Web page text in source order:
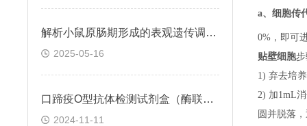
解析小鼠原肠期形成的表观遗传调控规律
2025-05-16
口蹄疫O型抗体检测试剂盒（酶联免疫法）检测原理
2024-11-11
a、 细胞传
0%，即可
贴壁细胞
1) 弃去培
2) 加1mL
圆并脱落